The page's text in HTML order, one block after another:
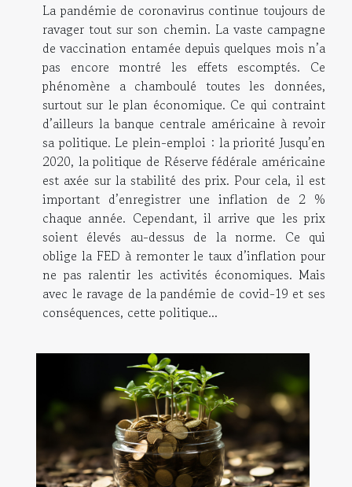
La pandémie de coronavirus continue toujours de
ravager tout sur son chemin. La vaste campagne
de vaccination entamée depuis quelques mois n’a
pas encore montré les effets escomptés. Ce
phénomène a chamboulé toutes les données,
surtout sur le plan économique. Ce qui contraint
d’ailleurs la banque centrale américaine à revoir
sa politique. Le plein-emploi : la priorité Jusqu’en
2020, la politique de Réserve fédérale américaine
est axée sur la stabilité des prix. Pour cela, il est
important d’enregistrer une inflation de 2 %
chaque année. Cependant, il arrive que les prix
soient élevés au-dessus de la norme. Ce qui
oblige la FED à remonter le taux d’inflation pour
ne pas ralentir les activités économiques. Mais
avec le ravage de la pandémie de covid-19 et ses
conséquences, cette politique...